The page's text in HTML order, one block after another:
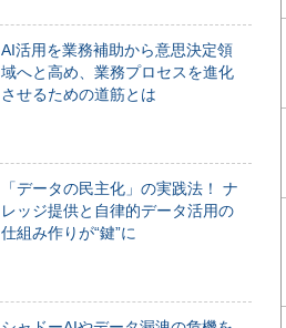
AI活用を業務補助から意思決定領
域へと高め、業務プロセスを進化
させるための道筋とは
「データの民主化」の実践法！ ナ
レッジ提供と自律的データ活用の
仕組み作りが“鍵”に